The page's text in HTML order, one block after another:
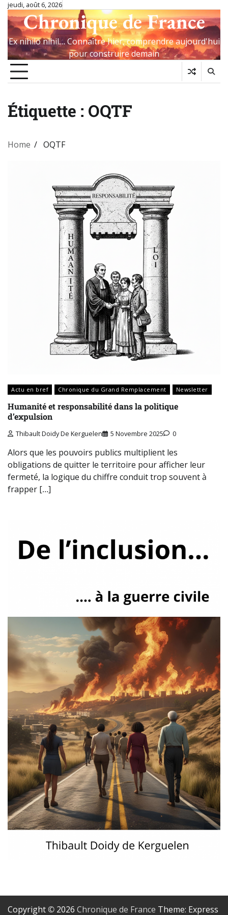
Skip
content
jeudi, août 6, 2026
Chronique de France
Ex nihilo nihil… Connaître hier, comprendre aujourd'hui
pour construire demain
Étiquette : OQTF
Home OQTF
Actu en bref Chronique du Grand Remplacement Newsletter
Humanité et responsabilité dans la politique
d’expulsion
Thibault Doidy De Kerguelen 5 Novembre 2025 0
Alors que les pouvoirs publics multiplient les
obligations de quitter le territoire pour afficher leur
fermeté, la logique du chiffre conduit trop souvent à
frapper […]
Copyright © 2026 Chronique de France Theme: Express